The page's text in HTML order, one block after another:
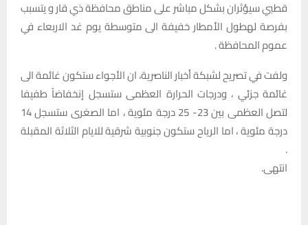
قطبي سيؤثران بشكل مباشر على مناطق محافظة ذي قار و يتسبب
بفرصة لهطول الأمطار خفيفة الى متوسطة يوم غد الاربعاء في
عموم المحافظة .
ولفت في تصريح لشبكة أخبار الناصرية، ان الأجواء ستكون غائمة الى
غائمة جزئي ، ودرجات الحرارة العظمى ستسجل إنخفاضاً طفيفا
لتصل العظمى بين 23- 25 درجة مئوية ، اما الصغرى ستسجل 14
درجة مئوية ، اما الرياح ستكون جنوبية شرقية للايام الثلاثة المقبلة
.
انتهى.